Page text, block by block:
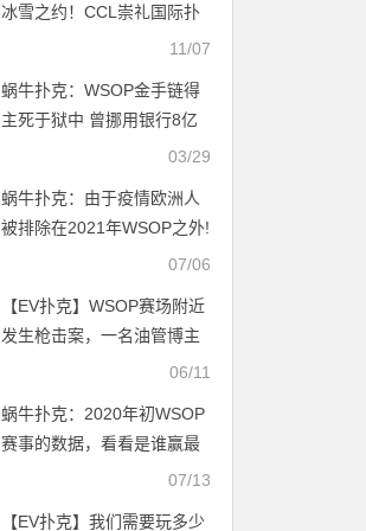
冰雪之约！CCL崇礼国际扑
克大赛赛事发布（11月2511/07
蜗牛扑克：WSOP金手链得
主死于狱中 曾挪用银行8亿
03/29
蜗牛扑克：由于疫情欧洲人
被排除在2021年WSOP之外!
07/06
【EV扑克】WSOP赛场附近
发生枪击案，一名油管博主
06/11
蜗牛扑克：2020年初WSOP
赛事的数据，看看是谁赢最
07/13
【EV扑克】我们需要玩多少